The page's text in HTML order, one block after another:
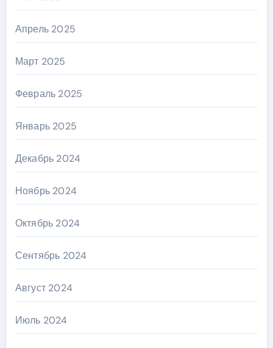
Апрель 2025
Март 2025
Февраль 2025
Январь 2025
Декабрь 2024
Ноябрь 2024
Октябрь 2024
Сентябрь 2024
Август 2024
Июль 2024